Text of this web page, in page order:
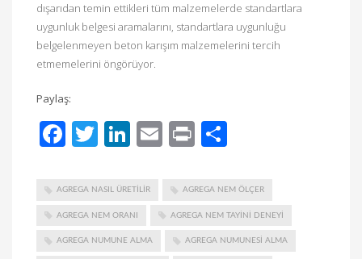
dışarıdan temin ettikleri tüm malzemelerde standartlara
uygunluk belgesi aramalarını, standartlara uygunluğu
belgelenmeyen beton karışım malzemelerini tercih
etmemelerini öngörüyor.
Paylaş:
Facebook
Twitter
LinkedIn
Email
Print
AGREGA NASIL ÜRETILIR AGREGA NEM ÖLÇER
AGREGA NEM ORANI AGREGA NEM TAYINI DENEYI
AGREGA NUMUNE ALMA AGREGA NUMUNESI ALMA